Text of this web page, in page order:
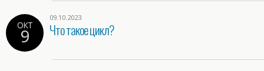
ОКТ
9
09.10.2023
Что такое цикл?